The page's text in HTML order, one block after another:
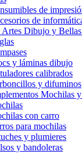
de
de
Dibujo y
y láminas dibujo
calibrados
y difuminos
Mochilas
con carro
para mochilas
y plumieres
y bandoleras